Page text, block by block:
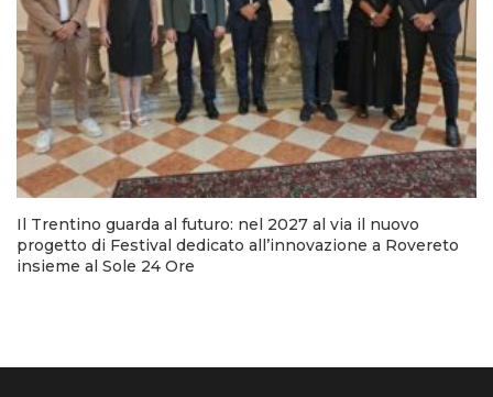
Il Trentino guarda al futuro: nel 2027 al via il nuovo
progetto di Festival dedicato all’innovazione a Rovereto
insieme al Sole 24 Ore